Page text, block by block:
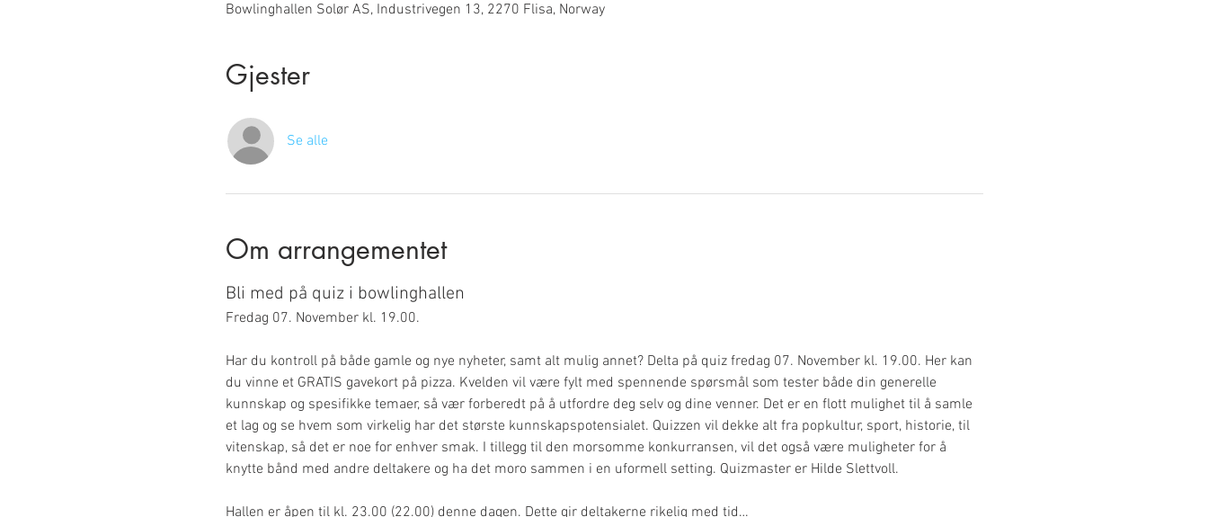
Bowlinghallen Solør AS, Industrivegen 13, 2270 Flisa, Norway
Gjester
Se alle
Om arrangementet
Bli med på quiz i bowlinghallen
Fredag 07. November kl. 19.00.
Har du kontroll på både gamle og nye nyheter, samt alt mulig annet? Delta på quiz fredag 07. November kl. 19.00. Her kan
du vinne et GRATIS gavekort på pizza. Kvelden vil være fylt med spennende spørsmål som tester både din generelle
kunnskap og spesifikke temaer, så vær forberedt på å utfordre deg selv og dine venner. Det er en flott mulighet til å samle
et lag og se hvem som virkelig har det største kunnskapspotensialet. Quizzen vil dekke alt fra popkultur, sport, historie, til
vitenskap, så det er noe for enhver smak. I tillegg til den morsomme konkurransen, vil det også være muligheter for å
knytte bånd med andre deltakere og ha det moro sammen i en uformell setting. Quizmaster er Hilde Slettvoll.
Hallen er åpen til kl. 23.00 (22.00) denne dagen. Dette gir deltakerne rikelig med tid…